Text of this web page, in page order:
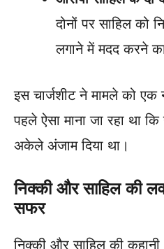
दोनों पर साहिल को
लगाने में मदद करने
इस चार्जशीट ने मामले को एक
पहले ऐसा माना जा रहा था
अकेले अंजाम दिया था।
निक्की और साहिल की
सफर
निक्की और साहिल की